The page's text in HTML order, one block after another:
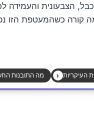
הצבעונית והעמידה
מה קורה כשהמעטפת הזו